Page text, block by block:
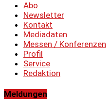
Abo
Newsletter
Kontakt
Mediadaten
Messen / Konferenzen
Profil
Service
Redaktion
Meldungen